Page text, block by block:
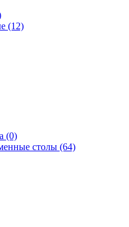
(12)
(0)
столы (64)